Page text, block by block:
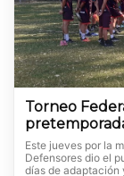
Torneo
Este jueves por la
Defensores dio el
días de adaptación